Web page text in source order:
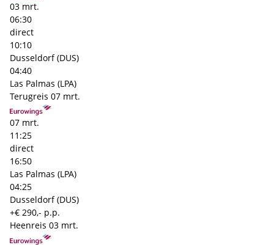
03 mrt.
06:30
direct
10:10
Dusseldorf (DUS)
04:40
Las Palmas (LPA)
Terugreis 07 mrt.
07 mrt.
11:25
direct
16:50
Las Palmas (LPA)
04:25
Dusseldorf (DUS)
+€ 290,- p.p.
Heenreis 03 mrt.